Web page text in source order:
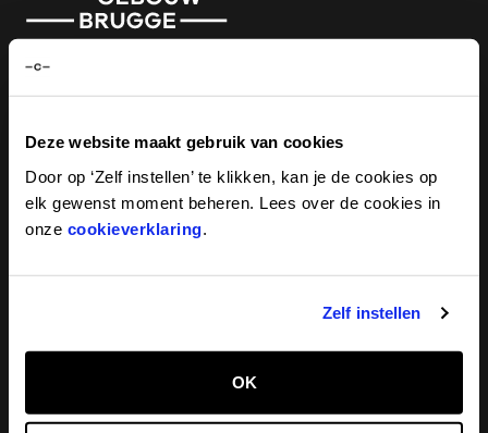
Deze website maakt gebruik van cookies
Door op ‘Zelf instellen’ te klikken, kan je de cookies op
elk gewenst moment beheren. Lees over de cookies in
onze cookieverklaring
Zelf instellen
OK
Aanbod
Artistiek programma
Participatie
Concertgebouw Circuit
Tentoonstellingen
Concertgebouwshop